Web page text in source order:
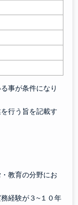
事が条件になり
行う旨を記載す
教育の分野にお
経験が３~１０年